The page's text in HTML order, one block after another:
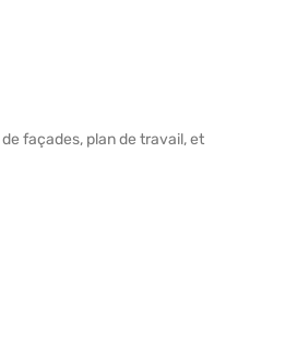
façades, plan de travail, et